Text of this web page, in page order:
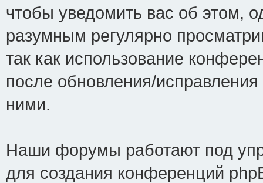
чтобы уведомить вас об этом,
разумным регулярно
так как использование
после обновления/
ними.
Наши форумы работают под
для создания конференций